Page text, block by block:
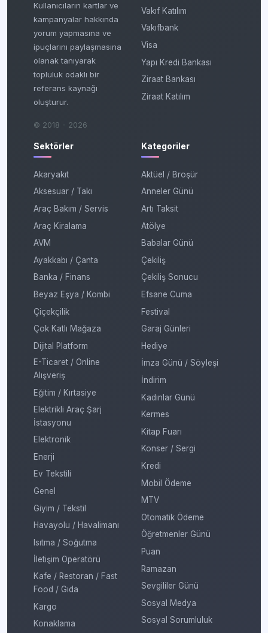
Kullanıcıların kartlar ve
kampanyalar hakkında
yorum yapmasına ve
ipuçlarını paylaşmasına
olanak tanıyarak
topluluk odaklı bir
referans kaynağı
oluşturur.
© 2018 - 2026
Vakıf Katılım
Vakıfbank
Visa
Yapı Kredi Bankası
Ziraat Bankası
Ziraat Katılım
Sektörler
Akaryakıt
Aksesuar / Takı
Araç Bakım / Servis
Araç Kiralama
AVM
Ayakkabı / Çanta
Banka / Finans
Beyaz Eşya / Kombi
Çiçekçilik
Çok Katlı Mağaza
Dijital Platform
E-Ticaret / Online
Alışveriş
Eğitim / Kırtasiye
Elektrikli Araç Şarj
İstasyonu
Elektronik
Enerji
Ev Tekstili
Genel
Giyim / Tekstil
Havayolu / Havalimanı
Isıtma / Soğutma
İletişim Operatörü
Kafe / Restoran / Fast
Food / Gıda
Kargo
Konaklama
Kategoriler
Aktüel / Broşür
Anneler Günü
Artı Taksit
Atölye
Babalar Günü
Çekiliş
Çekiliş Sonucu
Efsane Cuma
Festival
Garaj Günleri
Hediye
İmza Günü / Söyleşi
İndirim
Kadınlar Günü
Kermes
Kitap Fuarı
Konser / Sergi
Kredi
Mobil Ödeme
MTV
Otomatik Ödeme
Öğretmenler Günü
Puan
Ramazan
Sevgililer Günü
Sosyal Medya
Sosyal Sorumluluk